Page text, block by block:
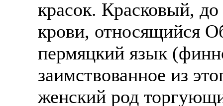
красок. Красковый,
крови, относящийся
пермяцкий язык
заимствованное из
женский род